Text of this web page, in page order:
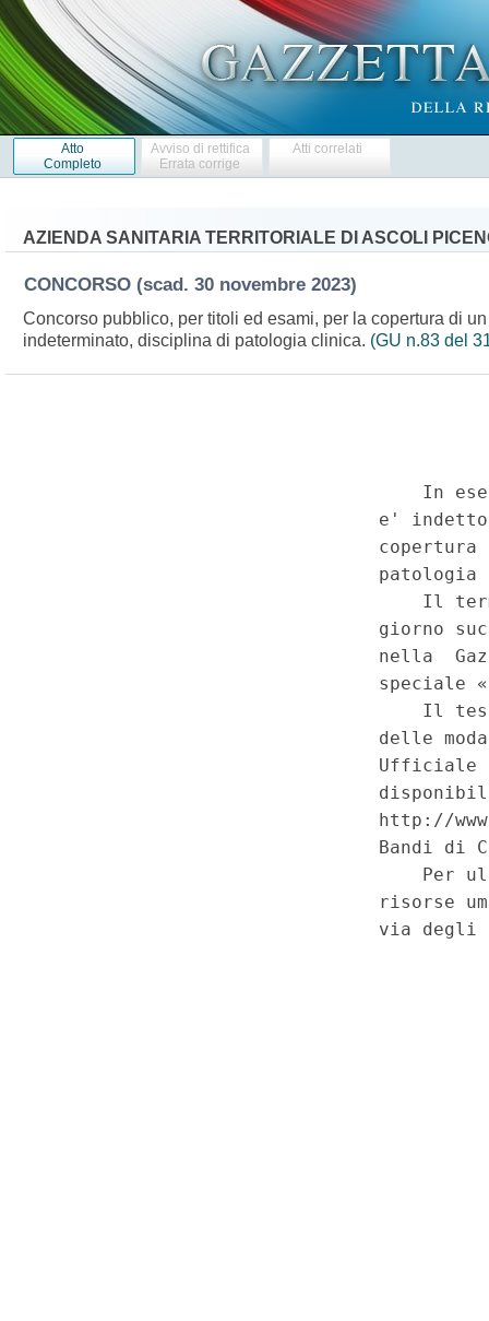
Atto
Completo
Avviso di rettifica
Errata corrige
Atti correlati
AZIENDA SANITARIA TERRITORIALE DI ASCOLI
CONCORSO (scad. 30 novembre 2023)
Concorso pubblico, per titoli ed esami, per la copertura di
indeterminato, disciplina di patologia clinica. (GU n.83 del